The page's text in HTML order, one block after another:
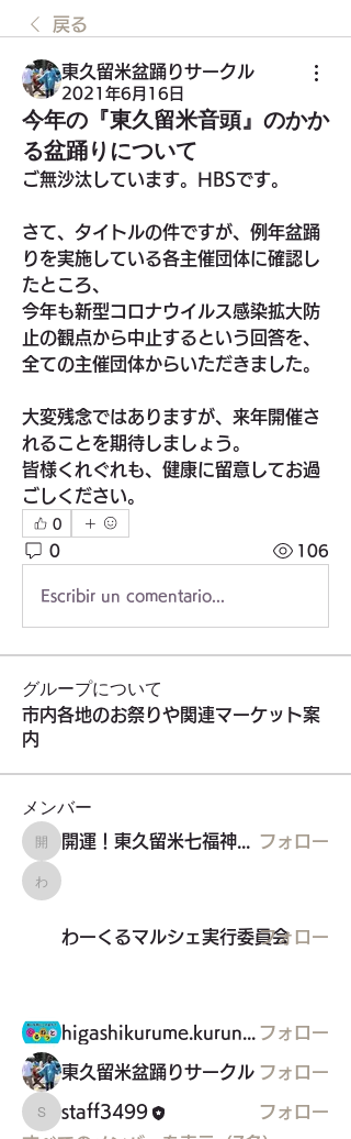
戻る
東久留米盆踊りサークル
2021年6月16日
今年の『東久留米音頭』のかか
る盆踊りについて
ご無沙汰しています。HBSです。
さて、タイトルの件ですが、例年盆踊
りを実施している各主催団体に確認し
たところ、
今年も新型コロナウイルス感染拡大防
止の観点から中止するという回答を、
全ての主催団体からいただきました。
大変残念ではありますが、来年開催さ
れることを期待しましょう。
皆様くれぐれも、健康に留意してお過
ごしください。
0
0 106
Escribir un comentario...
グループについて
市内各地のお祭りや関連マーケット案
内
メンバー
開運！東久留米七福神めぐり
フォロー
わーくるマルシェ実行委員会
わーくるマルシェ実行委員会フォロー
フォロー
東久留米盆踊りサークル フォロー
staff3499
staff3499
フォロー